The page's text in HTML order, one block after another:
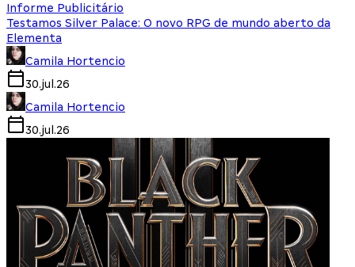
Informe Publicitário
Testamos Silver Palace: O novo RPG de mundo aberto da
Elementa
Camila Hortencio
30.jul.26
Camila Hortencio
30.jul.26